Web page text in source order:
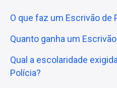
O que faz um Escrivão de
Quanto ganha um
Qual a escolaridade
Polícia?